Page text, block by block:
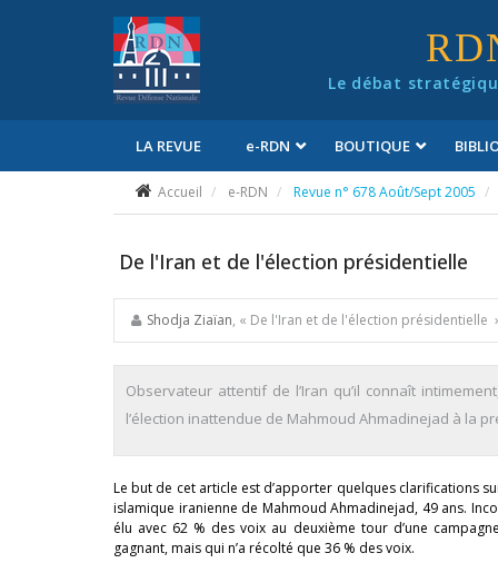
Le débat
LA REVUE e-RDN BOUTIQUE
Accueil e-RDN Revue n° 678 Août/Sept 2005
De l'Iran et de l'élection présidentielle
Shodja Ziaïan, « De l'Iran et de l'élection présidentielle
Observateur attentif de l’Iran qu’il connaît
l’élection inattendue de Mahmoud Ahmadinejad à la
Le but de cet article est d’apporter quelques clarifications
islamique iranienne de Mahmoud Ahmadinejad, 49 ans.
élu avec 62 % des voix au deuxième tour d’une
gagnant, mais qui n’a récolté que 36 % des voix.